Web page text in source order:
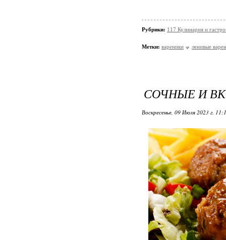
Рубрики: 117 Кулинария и
Метки: вареники ленивые
СОЧНЫЕ И
Воскресенье, 09 Июля 2023 г.